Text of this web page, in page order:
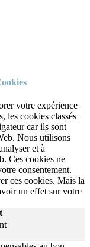
votre expérience
les cookies classés
car ils sont
Nous utilisons
et à
Ces cookies ne
consentement.
ces cookies. Mais la
un effet sur votre